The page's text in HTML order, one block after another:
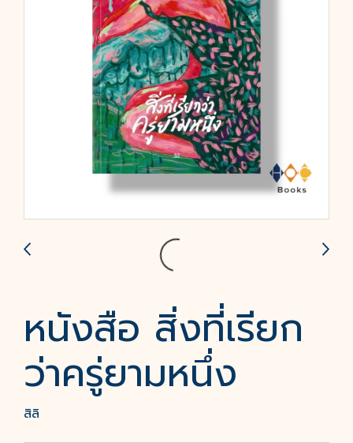
หนังสือ สิ่งที่เรียก
ว่าครู่ยามหนึ่ง
สิลิ